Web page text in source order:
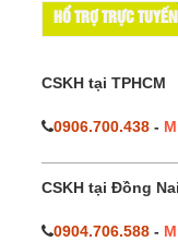
HỔ TRỢ TRỰC TUYẾN
CSKH tại TPHCM
0906.700.438 -
CSKH tại Đồng Nai
0904.706.588 -